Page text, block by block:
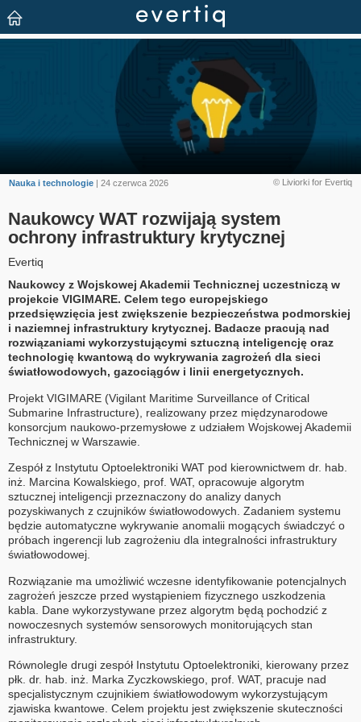
© Liviorki for Evertiq
Nauka i technologie | 24 czerwca 2026
Naukowcy WAT rozwijają system
ochrony infrastruktury krytycznej
Evertiq
Naukowcy z Wojskowej Akademii Technicznej uczestniczą w
projekcie VIGIMARE. Celem tego europejskiego
przedsięwzięcia jest zwiększenie bezpieczeństwa podmorskiej
i naziemnej infrastruktury krytycznej. Badacze pracują nad
rozwiązaniami wykorzystującymi sztuczną inteligencję oraz
technologię kwantową do wykrywania zagrożeń dla sieci
światłowodowych, gazociągów i linii energetycznych.
Projekt VIGIMARE (Vigilant Maritime Surveillance of Critical
Submarine Infrastructure), realizowany przez międzynarodowe
konsorcjum naukowo-przemysłowe z udziałem Wojskowej Akademii
Technicznej w Warszawie.
Zespół z Instytutu Optoelektroniki WAT pod kierownictwem dr. hab.
inż. Marcina Kowalskiego, prof. WAT, opracowuje algorytm
sztucznej inteligencji przeznaczony do analizy danych
pozyskiwanych z czujników światłowodowych. Zadaniem systemu
będzie automatyczne wykrywanie anomalii mogących świadczyć o
próbach ingerencji lub zagrożeniu dla integralności infrastruktury
światłowodowej.
Rozwiązanie ma umożliwić wczesne identyfikowanie potencjalnych
zagrożeń jeszcze przed wystąpieniem fizycznego uszkodzenia
kabla. Dane wykorzystywane przez algorytm będą pochodzić z
nowoczesnych systemów sensorowych monitorujących stan
infrastruktury.
Równolegle drugi zespół Instytutu Optoelektroniki, kierowany przez
płk. dr. hab. inż. Marka Zyczkowskiego, prof. WAT, pracuje nad
specjalistycznym czujnikiem światłowodowym wykorzystującym
zjawiska kwantowe. Celem projektu jest zwiększenie skuteczności